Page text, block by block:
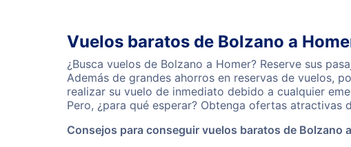
Vuelos baratos de Bolzano a
¿Busca vuelos de Bolzano a Homer? Reserve sus
Además de grandes ahorros en reservas de vuelos,
realizar su vuelo de inmediato debido a cualquier
Pero, ¿para qué esperar? Obtenga ofertas atractivas
Consejos para conseguir vuelos baratos de Bolzano